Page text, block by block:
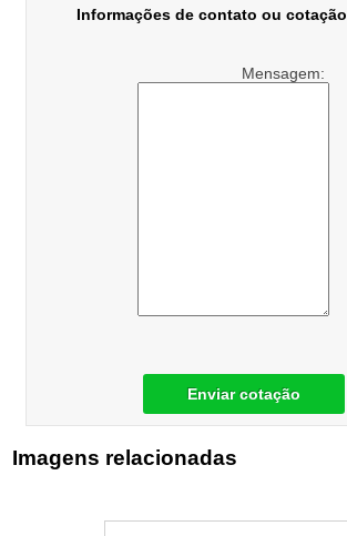
Informações de contato ou cotação
Mensagem:
Enviar cotação
Imagens relacionadas